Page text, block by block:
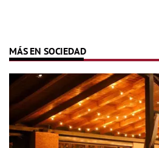
MÁS EN SOCIEDAD